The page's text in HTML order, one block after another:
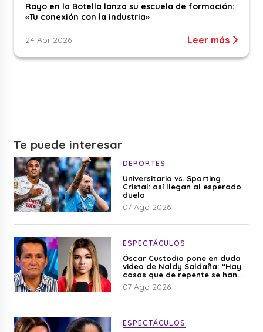
Rayo en la Botella lanza su escuela de formación:
«Tu conexión con la industria»
24 Abr 2026 Leer más
Te puede interesar
DEPORTES
Universitario vs. Sporting
Cristal: así llegan al esperado
duelo
07 Ago 2026
ESPECTÁCULOS
Óscar Custodio pone en duda
video de Naldy Saldaña: “Hay
cosas que de repente se han
editado”
07 Ago 2026
ESPECTÁCULOS